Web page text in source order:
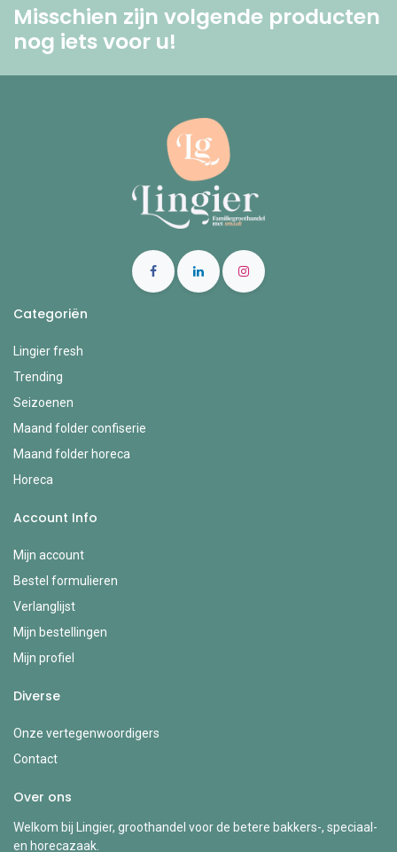
Misschien zijn volgende producten
nog iets voor u! ​
Categoriën
Lingier fresh
Trending
Seizoenen
Maand folder confiserie
Maand folder horeca
Horeca
Account Info
Mijn account
Bestel formulieren
Verlanglijst
Mijn bestellingen
Mijn profiel
Diverse
Onze vertegenwoordigers
Contact
Over ons
Welkom bij Lingier, groothandel voor de betere bakkers-, speciaal-
en horecazaak.